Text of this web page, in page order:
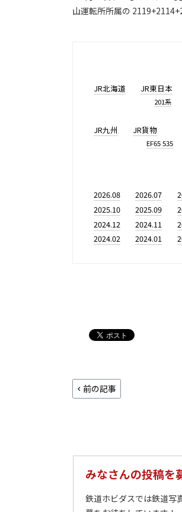
山運転所所属の
JR北海道 JR東日本
201系
JR九州 JR貨物
EF65 535
2026.08 2026.07
2025.10
2025.09
2024.12
2024.11
2024.02
2024.01
前の記事
みなさんの投稿を
鉄道ホビダスでは鉄道写